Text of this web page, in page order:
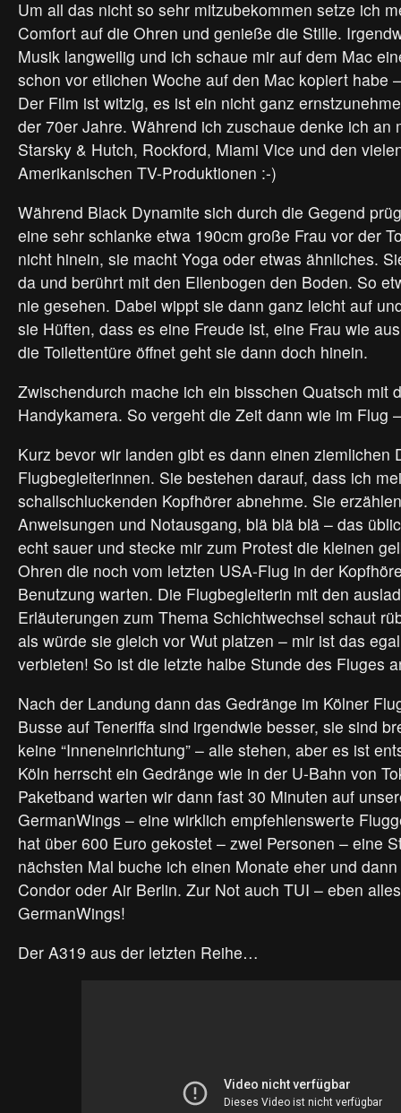
Um all das nicht so sehr mitzubekommen setze ich
Comfort auf die Ohren und genieße die Stille.
Musik langweilig und ich schaue mir auf dem Mac
schon vor etlichen Woche auf den Mac kopiert habe
Der Film ist witzig, es ist ein nicht ganz
der 70er Jahre. Während ich zuschaue denke ich an
Starsky & Hutch, Rockford, Miami Vice und den
Amerikanischen TV-Produktionen :-)
Während Black Dynamite sich durch die Gegend
eine sehr schlanke etwa 190cm große Frau vor der
nicht hinein, sie macht Yoga oder etwas ähnliches.
da und berührt mit den Ellenbogen den Boden. So
nie gesehen. Dabei wippt sie dann ganz leicht auf
sie Hüften, dass es eine Freude ist, eine Frau wie
die Toilettentüre öffnet geht sie dann doch hinein.
Zwischendurch mache ich ein bisschen Quatsch mit
Handykamera. So vergeht die Zeit dann wie im Flug
Kurz bevor wir landen gibt es dann einen ziemlichen
Flugbegleiterinnen. Sie bestehen darauf, dass ich
schallschluckenden Kopfhörer abnehme. Sie
Anweisungen und Notausgang, blä blä blä – das
echt sauer und stecke mir zum Protest die kleinen
Ohren die noch vom letzten USA-Flug in der
Benutzung warten. Die Flugbegleiterin mit den
Erläuterungen zum Thema Schichtwechsel schaut
als würde sie gleich vor Wut platzen – mir ist das
verbieten! So ist die letzte halbe Stunde des Fluges
Nach der Landung dann das Gedränge im Kölner
Busse auf Teneriffa sind irgendwie besser, sie sind
keine “Inneneinrichtung” – alle stehen, aber es ist
Köln herrscht ein Gedränge wie in der U-Bahn von
Paketband warten wir dann fast 30 Minuten auf
GermanWings – eine wirklich empfehlenswerte
hat über 600 Euro gekostet – zwei Personen – eine
nächsten Mal buche ich einen Monate eher und
Condor oder Air Berlin. Zur Not auch TUI – eben
GermanWings!
Der A319 aus der letzten Reihe…